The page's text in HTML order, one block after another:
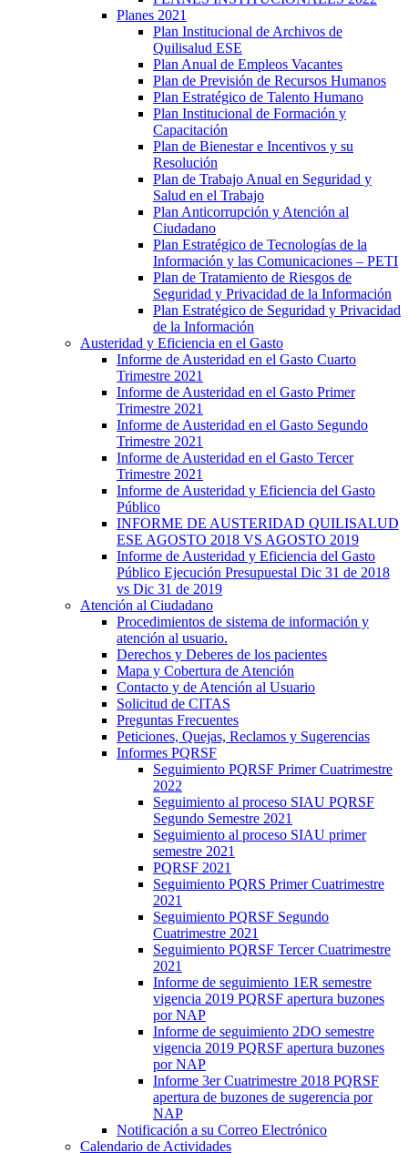
Planes 2021
Plan Institucional de Archivos de
Quilisalud ESE
Plan Anual de Empleos Vacantes
Plan de Previsión de Recursos Humanos
Plan Estratégico de Talento Humano
Plan Institucional de Formación y
Capacitación
Plan de Bienestar e Incentivos y su
Resolución
Plan de Trabajo Anual en Seguridad y
Salud en el Trabajo
Plan Anticorrupción y Atención al
Ciudadano
Plan Estratégico de Tecnologías de la
Información y las Comunicaciones – PETI
Plan de Tratamiento de Riesgos de
Seguridad y Privacidad de la Información
Plan Estratégico de Seguridad y Privacidad
de la Información
Austeridad y Eficiencia en el Gasto
Informe de Austeridad en el Gasto Cuarto
Trimestre 2021
Informe de Austeridad en el Gasto Primer
Trimestre 2021
Informe de Austeridad en el Gasto Segundo
Trimestre 2021
Informe de Austeridad en el Gasto Tercer
Trimestre 2021
Informe de Austeridad y Eficiencia del Gasto
Público
INFORME DE AUSTERIDAD QUILISALUD
ESE AGOSTO 2018 VS AGOSTO 2019
Informe de Austeridad y Eficiencia del Gasto
Público Ejecución Presupuestal Dic 31 de 2018
vs Dic 31 de 2019
Atención al Ciudadano
Procedimientos de sistema de información y
atención al usuario.
Derechos y Deberes de los pacientes
Mapa y Cobertura de Atención
Contacto y de Atención al Usuario
Solicitud de CITAS
Preguntas Frecuentes
Peticiones, Quejas, Reclamos y Sugerencias
Informes PQRSF
Seguimiento PQRSF Primer Cuatrimestre
2022
Seguimiento al proceso SIAU PQRSF
Segundo Semestre 2021
Seguimiento al proceso SIAU primer
semestre 2021
PQRSF 2021
Seguimiento PQRS Primer Cuatrimestre
2021
Seguimiento PQRSF Segundo
Cuatrimestre 2021
Seguimiento PQRSF Tercer Cuatrimestre
2021
Informe de seguimiento 1ER semestre
vigencia 2019 PQRSF apertura buzones
por NAP
Informe de seguimiento 2DO semestre
vigencia 2019 PQRSF apertura buzones
por NAP
Informe 3er Cuatrimestre 2018 PQRSF
apertura de buzones de sugerencia por
NAP
Notificación a su Correo Electrónico
Calendario de Actividades